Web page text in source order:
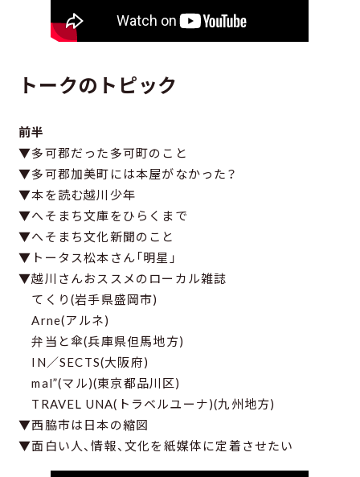
トークのトピック
前半
▼多可郡だった多可町のこと
▼多可郡加美町には本屋がなかった？
▼本を読む越川少年
▼へそまち文庫をひらくまで
▼へそまち文化新聞のこと
▼トータス松本さん「明星」
▼越川さんおススメのローカル雑誌
てくり(岩手県盛岡市)
Arne(アルネ)
弁当と傘(兵庫県但馬地方)
IN／SECTS(大阪府)
mal”(マル)(東京都品川区)
TRAVEL UNA(トラベルユーナ)(九州地方)
▼西脇市は日本の縮図
▼面白い人、情報、文化を紙媒体に定着させたい